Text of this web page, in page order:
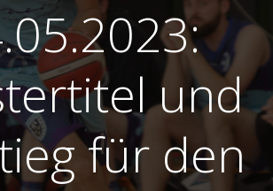
und
für den